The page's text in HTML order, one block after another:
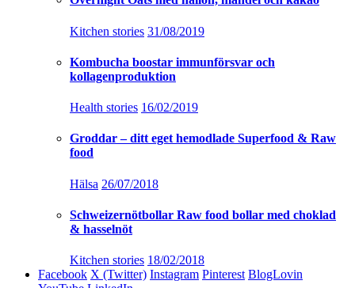
Kitchen stories 31/08/2019
Kombucha boostar immunförsvar och
kollagenproduktion
Health stories 16/02/2019
Groddar – ditt eget hemodlade Superfood & Raw
food
Hälsa 26/07/2018
Schweizernötbollar Raw food bollar med choklad
& hasselnöt
Kitchen stories 18/02/2018
Facebook X (Twitter) Instagram Pinterest BlogLovin